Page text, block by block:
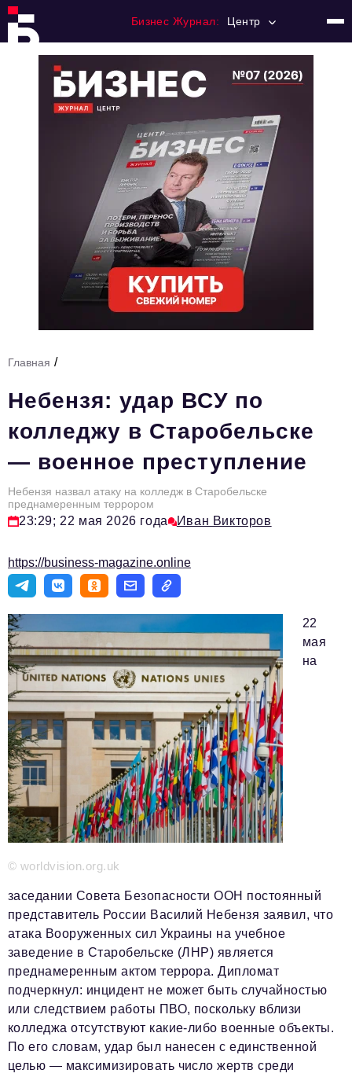
Бизнес Журнал: Центр
Регулирование
Премия "Тульский Бизнес"
История тульского предпринимательства
Тема номера
HR
Персона номера
Инфраструктура развития
Технологии и тренды
Импортозамещение
Мероприятия
Авторские материалы
Видео
+7 495 727-01-67
Электронные почты редакции:
Информационный отдел
info@business-magazine.online
Отдел рекламы
reklama@business-magazine.online
Отдел распространения/редакционная подписка
partner@business-magazine.online
Главная /
Небензя: удар ВСУ по
колледжу в Старобельске
— военное преступление
Небензя назвал атаку на колледж в Старобельске
преднамеренным террором
23:29; 22 мая 2026 года Иван Викторов
https://business-magazine.online
© worldvision.org.uk
22
мая
на
заседании Совета Безопасности ООН постоянный
представитель России Василий Небензя заявил, что
атака Вооруженных сил Украины на учебное
заведение в Старобельске (ЛНР) является
преднамеренным актом террора. Дипломат
подчеркнул: инцидент не может быть случайностью
или следствием работы ПВО, поскольку вблизи
колледжа отсутствуют какие-либо военные объекты.
По его словам, удар был нанесен с единственной
целью — максимизировать число жертв среди